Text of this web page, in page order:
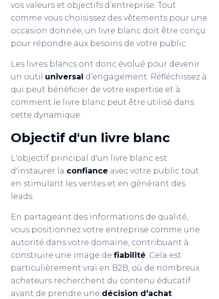
vos valeurs et objectifs d’entreprise. Tout
comme vous choisissez des vêtements pour une
occasion donnée, un livre blanc doit être conçu
pour répondre aux besoins de votre public.
Les livres blancs ont donc évolué pour devenir
un outil universal d’engagement. Réfléchissez à
qui peut bénéficier de votre expertise et à
comment le livre blanc peut être utilisé dans
cette dynamique.
Objectif d'un livre blanc
L'objectif principal d'un livre blanc est
d'instaurer la confiance avec votre public tout
en stimulant les ventes et en générant des
leads.
En partageant des informations de qualité,
vous positionnez votre entreprise comme une
autorité dans votre domaine, contribuant à
construire une image defiabilité. Cela est
particulièrement vrai en B2B, où de nombreux
acheteurs recherchent du contenu éducatif
avant de prendre une décision d'achat.